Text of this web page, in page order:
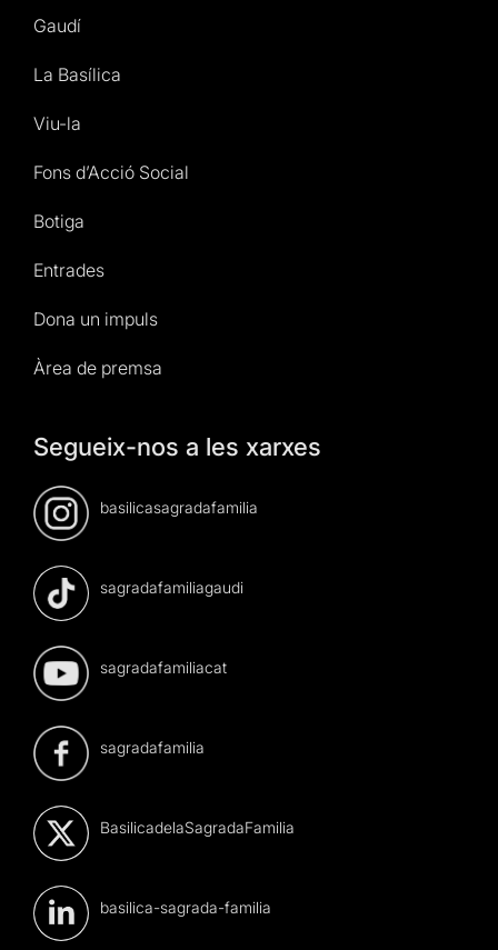
Gaudí
La Basílica
Viu-la
Fons d’Acció Social
Botiga
Entrades
Dona un impuls
Àrea de premsa
Segueix-nos a les xarxes
basilicasagradafamilia
sagradafamiliagaudi
sagradafamiliacat
sagradafamilia
BasilicadelaSagradaFamilia
basilica-sagrada-familia